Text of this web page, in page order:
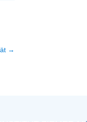
→